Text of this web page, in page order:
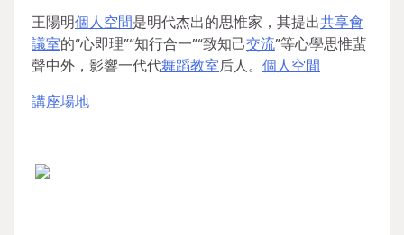
王陽明個人空間是明代杰出的思惟家，其提出共享會
議室的“心即理”“知行合一”“致知己交流”等心學思惟蜚
聲中外，影響一代代舞蹈教室后人。 個人空間
講座場地